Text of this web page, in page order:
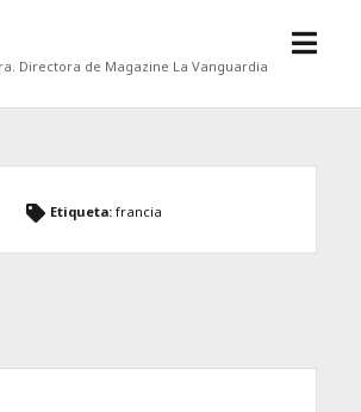
Directora de Magazine La Vanguardia
abrir
Etiqueta: francia